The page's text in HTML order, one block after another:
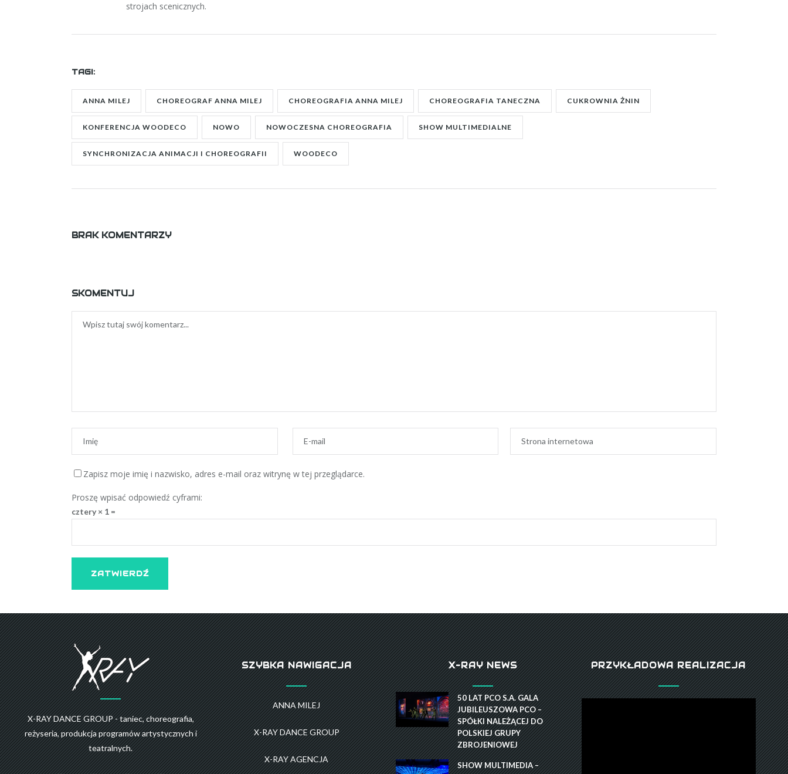
strojach scenicznych.
TAGI:
ANNA MILEJ CHOREOGRAF ANNA MILEJ CHOREOGRAFIA ANNA MILEJ CHOREOGRAFIA TANECZNA CUKROWNIA ŻNIN
KONFERENCJA WOODECO NOWO NOWOCZESNA CHOREOGRAFIA SHOW MULTIMEDIALNE
SYNCHRONIZACJA ANIMACJI I CHOREOGRAFII WOODECO
BRAK KOMENTARZY
SKOMENTUJ
Zapisz moje imię i nazwisko, adres e-mail oraz witrynę w tej przeglądarce.
Proszę wpisać odpowiedź cyframi:
cztery × 1 =
X-RAY DANCE GROUP - taniec, choreografia,
reżyseria, produkcja programów artystycznych i
teatralnych.
SZYBKA NAWIGACJA
ANNA MILEJ
X-RAY DANCE GROUP
X-RAY AGENCJA
X-RAY NEWS
50 LAT PCO S.A. GALA
JUBILEUSZOWA PCO –
SPÓŁKI NALEŻĄCEJ DO
POLSKIEJ GRUPY
ZBROJENIOWEJ
SHOW MULTIMEDIA –
PRZYKŁADOWA REALIZACJA